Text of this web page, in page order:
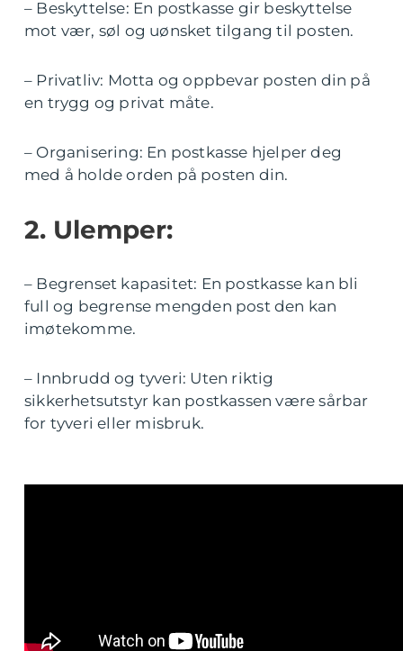
– Beskyttelse: En postkasse gir beskyttelse
mot vær, søl og uønsket tilgang til posten.
– Privatliv: Motta og oppbevar posten din på
en trygg og privat måte.
– Organisering: En postkasse hjelper deg
med å holde orden på posten din.
2. Ulemper:
– Begrenset kapasitet: En postkasse kan bli
full og begrense mengden post den kan
imøtekomme.
– Innbrudd og tyveri: Uten riktig
sikkerhetsutstyr kan postkassen være sårbar
for tyveri eller misbruk.